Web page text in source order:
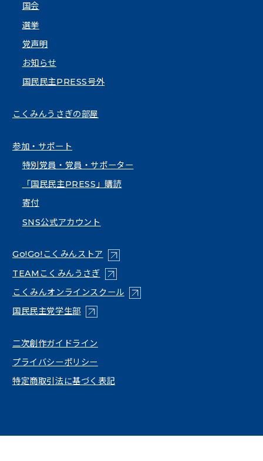
国会
選挙
党声明
お知らせ
国民民主PRESS号外
こくみんうさぎの部屋
参加・サポート
特別党員・党員・サポーター
「国民民主PRESS」購読
寄付
SNS公式アカウント
Go!Go!こくみんストア （新しいタブで開く）
TEAMこくみんうさぎ（新しいタブで開く）
こくみんオンラインスクール（新しいタブで開く）
国民民主党学生部（新しいタブで開く）
二次創作ガイドライン
プライバシーポリシー
特定商取引法に基づく表記